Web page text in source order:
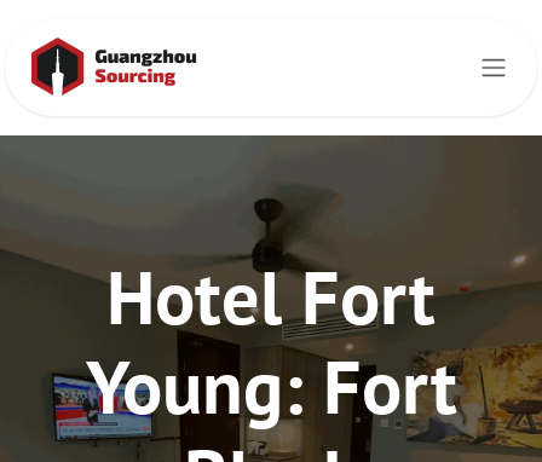
Hotel Fort
Young: Fort